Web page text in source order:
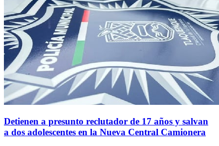
Detienen a presunto reclutador de 17 años y salvan
a dos adolescentes en la Nueva Central Camionera